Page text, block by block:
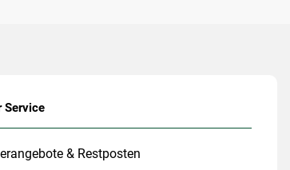
Service
& Restposten